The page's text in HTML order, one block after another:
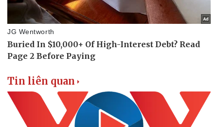
Ăn sạch sống khỏe
Tin liên quan